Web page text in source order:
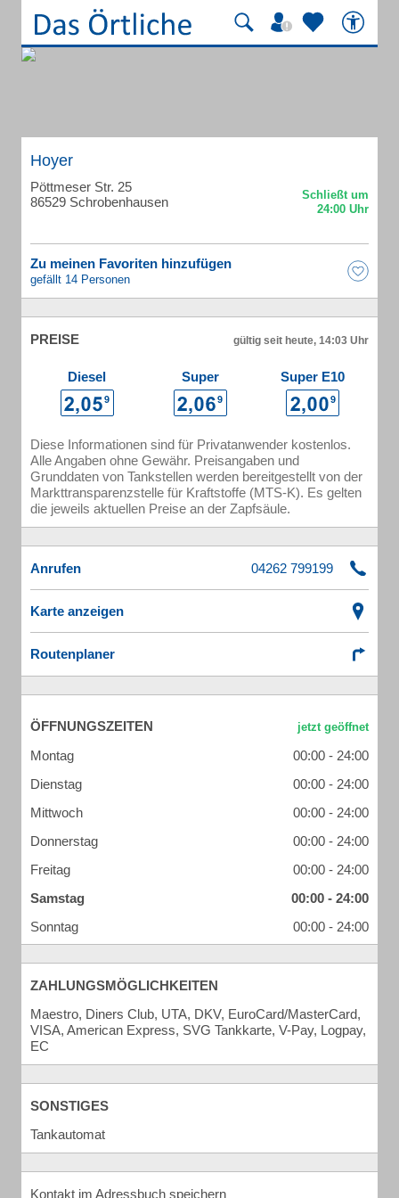
Hoyer
Pöttmeser Str. 25
86529 Schrobenhausen
Zu meinen Favoriten hinzufügen
gefällt 14 Personen
PREISE gültig seit heute, 14:03 Uhr
Diesel Super Super E10
Diese Informationen sind für Privatanwender kostenlos.
Alle Angaben ohne Gewähr. Preisangaben und
Grunddaten von Tankstellen werden bereitgestellt von der
Markttransparenzstelle für Kraftstoffe (MTS-K). Es gelten
die jeweils aktuellen Preise an der Zapfsäule.
Anrufen
Karte anzeigen
Routenplaner
ÖFFNUNGSZEITEN
Montag
00:00 - 24:00
Dienstag
00:00 - 24:00
Mittwoch
00:00 - 24:00
Donnerstag
00:00 - 24:00
Freitag
00:00 - 24:00
Samstag
00:00 - 24:00
Sonntag
00:00 - 24:00
ZAHLUNGSMÖGLICHKEITEN
Maestro, Diners Club, UTA, DKV, EuroCard/MasterCard,
VISA, American Express, SVG Tankkarte, V-Pay, Logpay,
EC
SONSTIGES
Tankautomat
Kontakt im Adressbuch speichern